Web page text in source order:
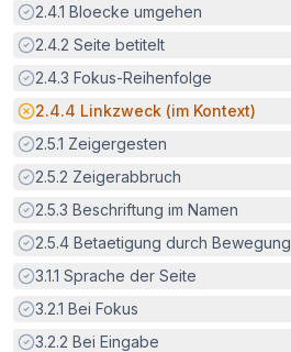
Erfüllt:
2.4.1 Bloecke umgehen
Erfüllt:
2.4.2 Seite betitelt
Erfüllt:
2.4.3 Fokus-Reihenfolge
Potenzielle Barriere:
2.4.4 Linkzweck (im Kontext)
Erfüllt:
2.5.1 Zeigergesten
Erfüllt:
2.5.2 Zeigerabbruch
Erfüllt:
2.5.3 Beschriftung im Namen
Erfüllt:
2.5.4 Betaetigung durch Bewegung
Erfüllt:
3.1.1 Sprache der Seite
Erfüllt:
3.2.1 Bei Fokus
Erfüllt:
3.2.2 Bei Eingabe